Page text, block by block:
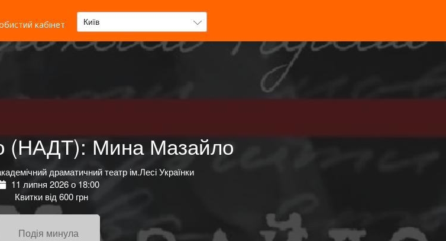
кабінет Київ
(НАДТ): Мина Мазайло
драматичний театр ім.Лесі Українки
11 липня 2026 о 18:00
Квитки від 600 грн
Подія минула